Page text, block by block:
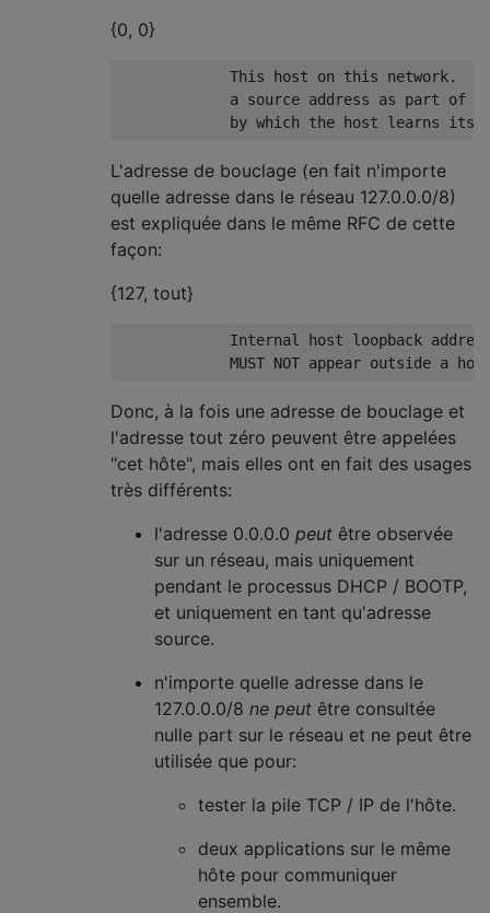
{0, 0}
This host on this network.
a source address as part of
L'adresse de bouclage (en fait n'importe
quelle adresse dans le réseau 127.0.0.0/8)
est expliquée dans le même RFC de cette
façon:
{127, tout}
Internal host loopback
Donc, à la fois une adresse de bouclage et
l'adresse tout zéro peuvent être appelées
"cet hôte", mais elles ont en fait des usages
très différents:
l'adresse 0.0.0.0 peut être observée
sur un réseau, mais uniquement
pendant le processus DHCP / BOOTP,
et uniquement en tant qu'adresse
source.
n'importe quelle adresse dans le
127.0.0.0/8 ne peut être consultée
nulle part sur le réseau et ne peut être
utilisée que pour:
tester la pile TCP / IP de l'hôte.
deux applications sur le même
hôte pour communiquer
ensemble.